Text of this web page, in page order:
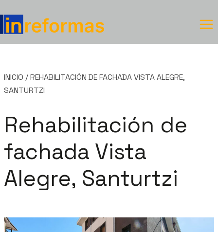
al
contenido
INICIO /REHABILITACIÓN DE FACHADA VISTA ALEGRE,
SANTURTZI
Rehabilitación de
fachada Vista
Alegre, Santurtzi